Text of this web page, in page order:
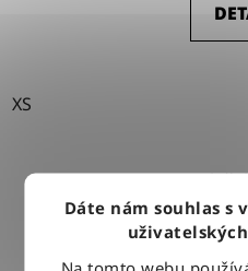
Dáte nám souhlas s
Na tomto webu
XS
l
1
DOPRAVA ZDARMA